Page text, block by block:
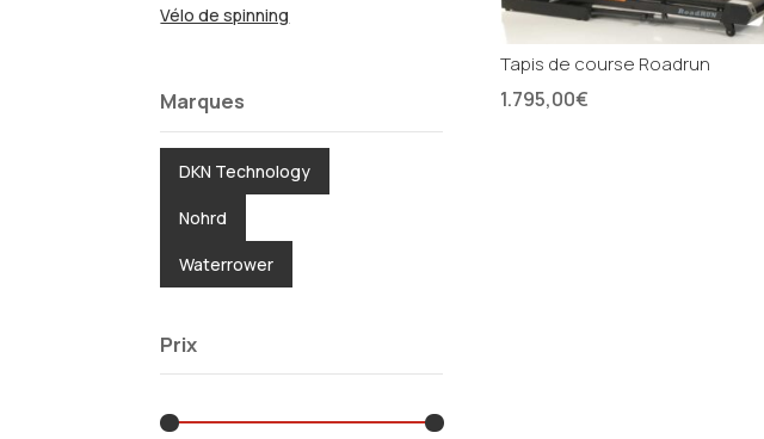
Vélo de spinning
Marques
DKN Technology
Nohrd
Waterrower
Prix
Tapis de course Roadrun
1.795,00€